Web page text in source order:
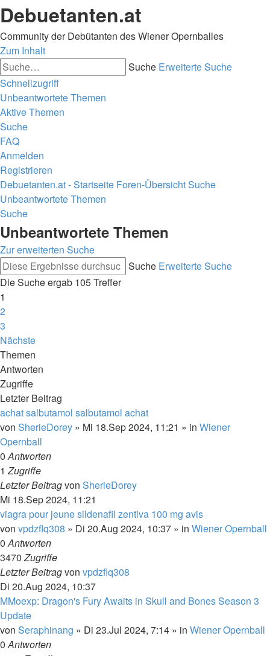
Debuetanten.at
Community der Debütanten des Wiener Opernballes
Zum Inhalt
Suche Erweiterte Suche
Schnellzugriff
Unbeantwortete Themen
Aktive Themen
Suche
FAQ
Anmelden
Registrieren
Debuetanten.at - Startseite Foren-ÜbersichtSuche
Unbeantwortete Themen
Suche
Unbeantwortete Themen
Zur erweiterten Suche
Suche Erweiterte Suche
Die Suche ergab 105 Treffer
1
2
3
Nächste
Themen
Antworten
Zugriffe
Letzter Beitrag
achat salbutamol salbutamol achat
von SherieDorey » Mi 18.Sep 2024, 11:21 » in Wiener
Opernball
0Antworten
1Zugriffe
Letzter Beitragvon SherieDorey
Mi 18.Sep 2024, 11:21
viagra pour jeune sildenafil zentiva 100 mg avis
von vpdzflq308 » Di 20.Aug 2024, 10:37 » in Wiener Opernball
0Antworten
3470Zugriffe
Letzter Beitragvon vpdzflq308
Di 20.Aug 2024, 10:37
MMoexp: Dragon's Fury Awaits in Skull and Bones Season 3
Update
von Seraphinang » Di 23.Jul 2024, 7:14 » in Wiener Opernball
0Antworten